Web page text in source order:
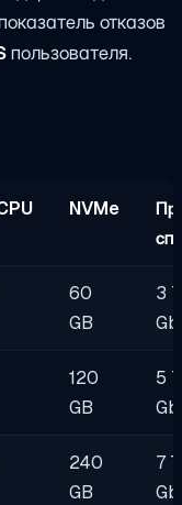
отказов
пользователя.
NVMe
60
GB
3
120
GB
5
240
GB
7